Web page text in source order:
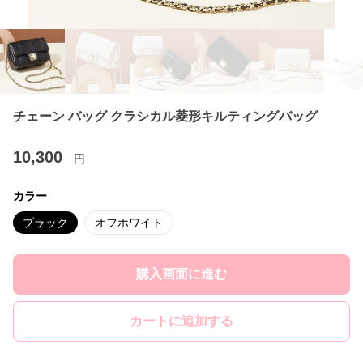
チェーン バッグ クラシカル菱形キルティングバッグ
10,300 円
カラー
ブラック オフホワイト
購入画面に進む
カートに追加する